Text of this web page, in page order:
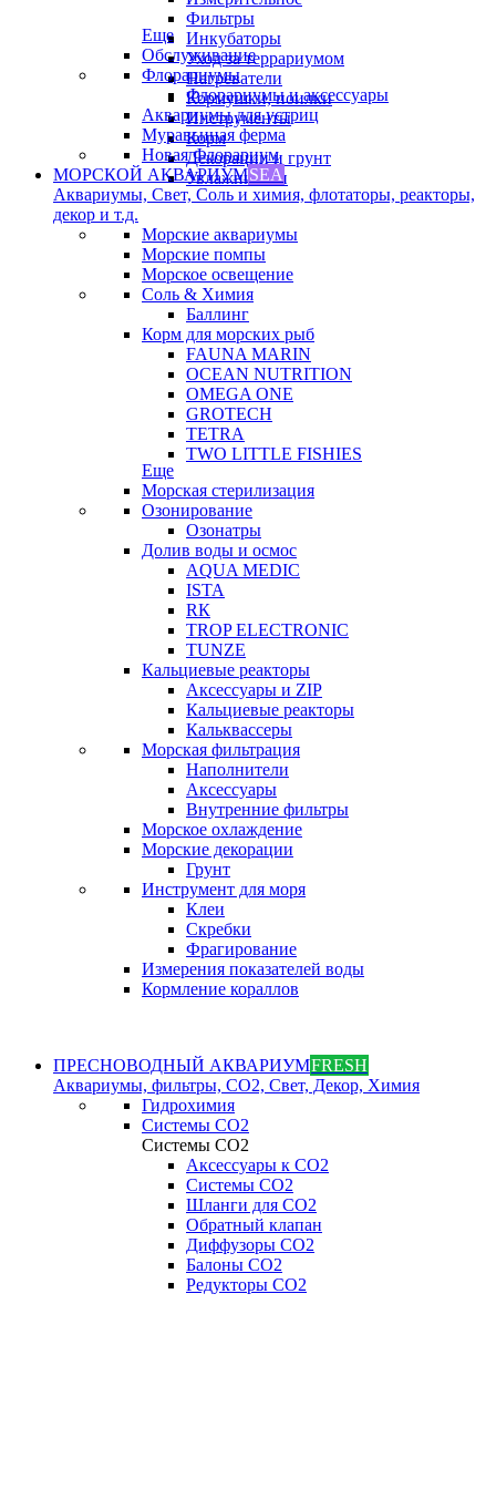
Фильтры
Инкубаторы
Уход за террариумом
Нагреватели
Кормушки, поилки
Инструменты
Корм
Декорации и грунт
Увлажнители
Еще
Обслуживание
Флорариумы
Флорариумы и аксессуары
Аквариумы для устриц
Муравьиная ферма
Новая Флорариум
МОРСКОЙ АКВАРИУМSEA
Аквариумы, Свет, Соль и химия, флотаторы, реакторы,
декор и т.д.
Морские аквариумы
Морские помпы
Морское освещение
Соль & Химия
Баллинг
Корм для морских рыб
FAUNA MARIN
OCEAN NUTRITION
OMEGA ONE
GROTECH
TETRA
TWO LITTLE FISHIES
Еще
Морская стерилизация
Озонирование
Озонатры
Долив воды и осмос
AQUA MEDIC
ISTA
RК
TROP ELECTRONIC
TUNZE
Кальциевые реакторы
Аксессуары и ZIP
Кальциевые реакторы
Кальквассеры
Морская фильтрация
Наполнители
Аксессуары
Внутренние фильтры
Морское охлаждение
Морские декорации
Грунт
Инструмент для моря
Клеи
Скребки
Фрагирование
Измерения показателей воды
Кормление кораллов
ПРЕСНОВОДНЫЙ АКВАРИУМFRESH
Аквариумы, фильтры, СО2, Свет, Декор, Химия
Гидрохимия
Системы СО2
Системы СО2
Аксессуары к СО2
Системы СО2
Шланги для CO2
Обратный клапан
Диффузоры СO2
Балоны CO2
Редукторы CO2